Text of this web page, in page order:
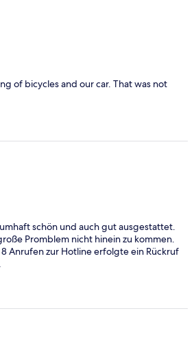
of bicycles and our car. That was not
schön und auch gut ausgestattet.
Promblem nicht hinein zu kommen.
Anrufen zur Hotline erfolgte ein Rückruf